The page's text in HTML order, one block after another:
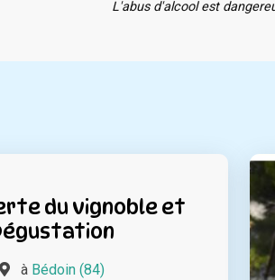
L'abus d'alcool est
du vignoble et
à Bédoin (84)